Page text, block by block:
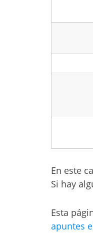
En este
Si hay
Esta
apuntes